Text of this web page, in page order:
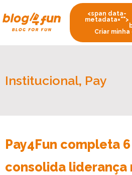
<span data-
metadata="">
Criar
Institucional, Pay
Pay4Fun completa
consolida liderança